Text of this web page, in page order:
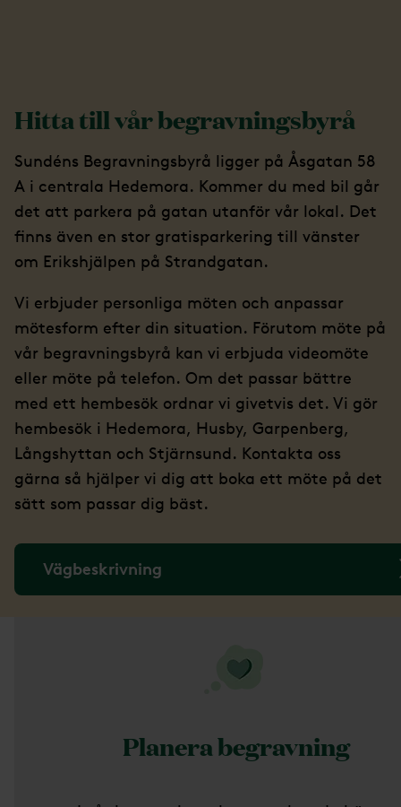
Hitta till vår begravningsbyrå
Sundéns Begravningsbyrå ligger på Åsgatan 58
A i centrala Hedemora. Kommer du med bil går
det att parkera på gatan utanför vår lokal. Det
finns även en stor gratisparkering till vänster
om Erikshjälpen på Strandgatan.
Vi erbjuder personliga möten och anpassar
mötesform efter din situation. Förutom möte på
vår begravningsbyrå kan vi erbjuda videomöte
eller möte på telefon. Om det passar bättre
med ett hembesök ordnar vi givetvis det. Vi gör
hembesök i Hedemora, Husby, Garpenberg,
Långshyttan och Stjärnsund. Kontakta oss
gärna så hjälper vi dig att boka ett möte på det
sätt som passar dig bäst.
Vägbeskrivning
Planera begravning